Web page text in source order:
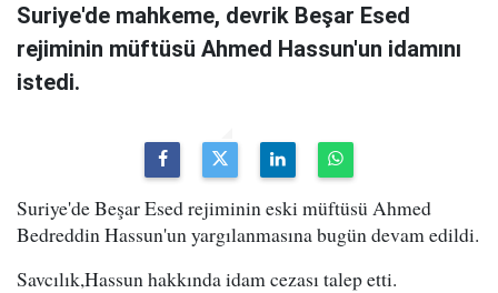
Suriye'de mahkeme, devrik Beşar Esed
rejiminin müftüsü Ahmed Hassun'un idamını
istedi.
Suriye'de Beşar Esed rejiminin eski müftüsü Ahmed
Bedreddin Hassun'un yargılanmasına bugün devam edildi.
Savcılık,Hassun hakkında idam cezası talep etti.